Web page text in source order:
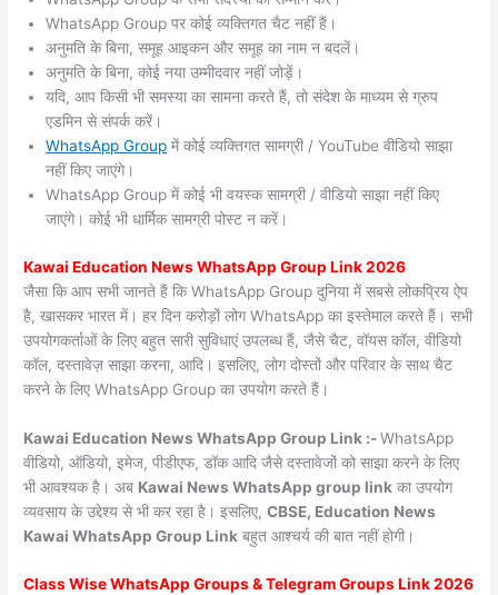
WhatsApp Group पर कोई व्यक्तिगत चैट नहीं हैं।
अनुमति के बिना, समूह आइकन और समूह का नाम न बदलें।
अनुमति के बिना, कोई नया उम्मीदवार नहीं जोड़ें।
यदि, आप किसी भी समस्या का सामना करते हैं, तो संदेश के माध्यम से ग्रुप
एडमिन से संपर्क करें।
WhatsApp Group में कोई व्यक्तिगत सामग्री / YouTube वीडियो साझा
नहीं किए जाएंगे।
WhatsApp Group में कोई भी वयस्क सामग्री / वीडियो साझा नहीं किए
जाएंगे। कोई भी धार्मिक सामग्री पोस्ट न करें।
KawaiEducation News WhatsApp Group Link 2026
जैसा कि आप सभी जानते हैं कि WhatsApp Group दुनिया में सबसे लोकप्रिय ऐप
है, खासकर भारत में। हर दिन करोड़ों लोग WhatsApp का इस्तेमाल करते हैं। सभी
उपयोगकर्ताओं के लिए बहुत सारी सुविधाएं उपलब्ध हैं, जैसे चैट, वॉयस कॉल, वीडियो
कॉल, दस्तावेज़ साझा करना, आदि। इसलिए, लोग दोस्तों और परिवार के साथ चैट
करने के लिए WhatsApp Group का उपयोग करते हैं।
Kawai Education News WhatsApp Group Link :-WhatsApp
वीडियो, ऑडियो, इमेज, पीडीएफ, डॉक आदि जैसे दस्तावेजों को साझा करने के लिए
भी आवश्यक है। अब Kawai NewsWhatsApp group link का उपयोग
व्यवसाय के उद्देश्य से भी कर रहा है। इसलिए,CBSE, Education News
Kawai WhatsApp Group Link बहुत आश्चर्य की बात नहीं होगी।
Class Wise WhatsApp Groups & Telegram Groups Link 2026